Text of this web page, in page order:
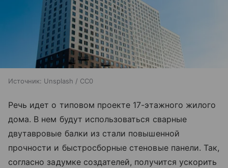
Источник: Unsplash / CC0
Речь идет о типовом проекте 17-этажного жилого
дома. В нем будут использоваться сварные
двутавровые балки из стали повышенной
прочности и быстросборные стеновые панели. Так,
согласно задумке создателей, получится ускорить